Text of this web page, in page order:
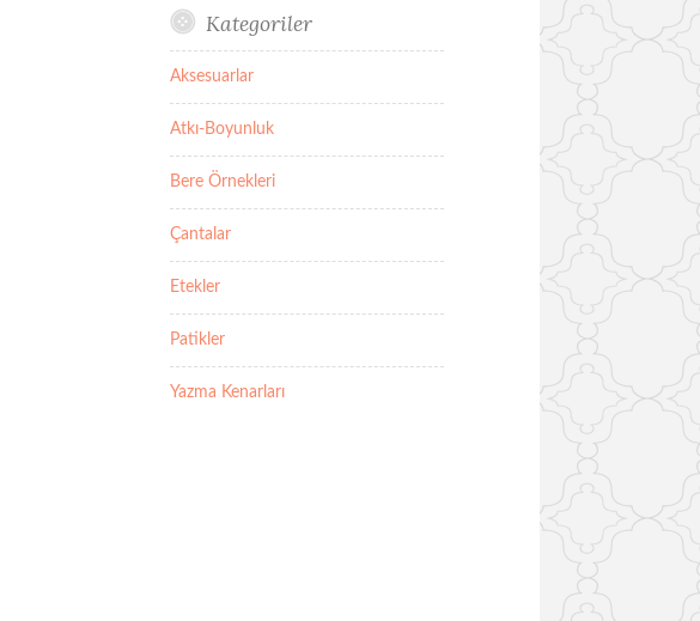
Kategoriler
Aksesuarlar
Atkı-Boyunluk
Bere Örnekleri
Çantalar
Etekler
Patikler
Yazma Kenarları